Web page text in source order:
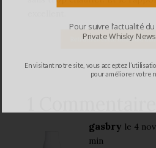
gasbry le 4
min
En visitant notre site, vous acceptez
pour améliorer votre
Pour suivre l’actualité
Private Whisky News,